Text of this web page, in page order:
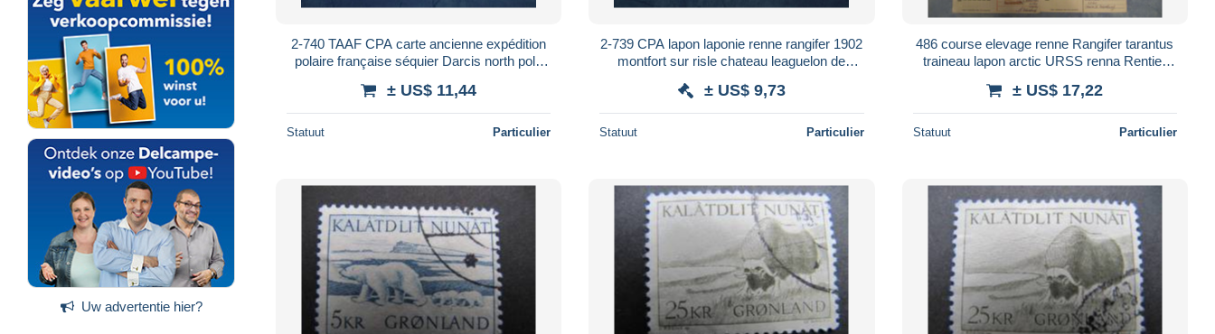
Uw advertentie hier?
2-740 TAAF CPA carte ancienne expédition
polaire française séquier Darcis north pole
± US$ 11,44
Statuut Particulier
2-739 CPA lapon laponie renne rangifer 1902
montfort sur risle chateau leaguelon de
± US$ 9,73
Statuut Particulier
486 course elevage renne Rangifer tarantus
traineau lapon arctic URSS renna Rentier
± US$ 17,22
Statuut Particulier